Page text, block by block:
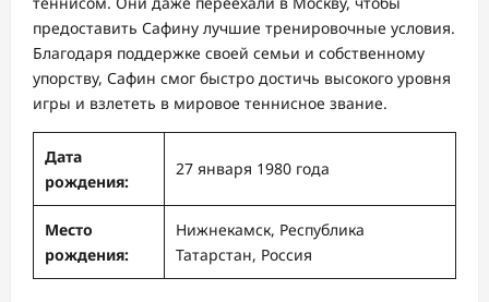
предоставить Сафину лучшие тренировочные условия.
Благодаря поддержке своей семьи и собственному
упорству, Сафин смог быстро достичь высокого уровня
игры и взлететь в мировое теннисное звание.
Дата
рождения:
27 января 1980 года
Место
рождения:
Нижнекамск, Республика
Татарстан, Россия